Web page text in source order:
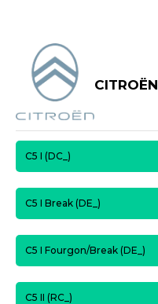
CITROËN
C5 I (DC_)
C5 I Break (DE_)
C5 I Fourgon/Break (DE_)
C5 II (RC_)